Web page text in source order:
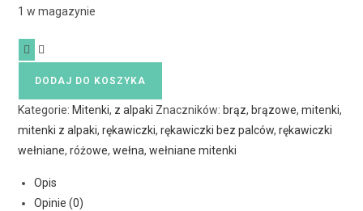
1 w magazynie
DODAJ DO KOSZYKA
Kategorie: Mitenki, z alpaki Znaczników: brąz, brązowe,mitenki,
mitenki z alpaki,rękawiczki,rękawiczki bez palców,rękawiczki
wełniane,różowe,wełna,wełniane mitenki
Opis
Opinie (0)